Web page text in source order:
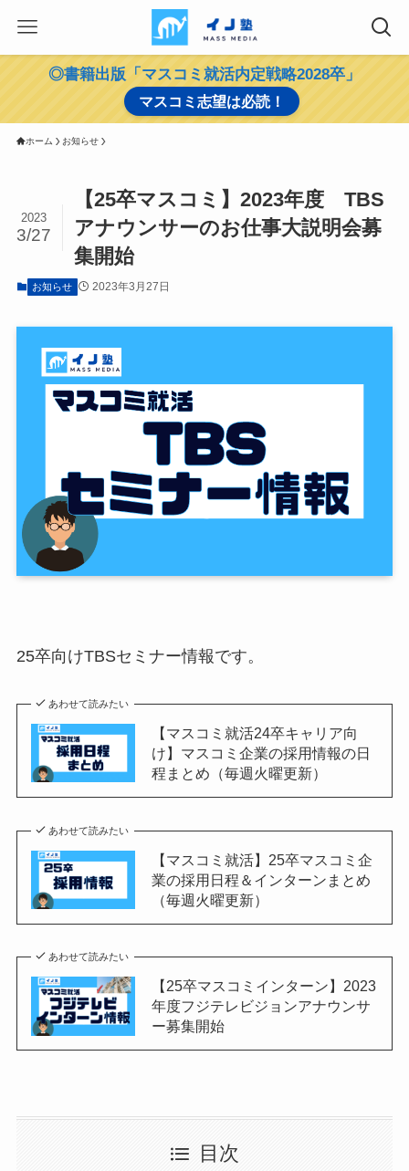
◎書籍出版「マスコミ就活内定戦略2028卒」
マスコミ志望は必読！
ホーム お知らせ
【25卒マスコミ】2023年度 TBS
アナウンサーのお仕事大説明会募
集開始
2023
3/27
お知らせ 2023年3月27日
25卒向けTBSセミナー情報です。
あわせて読みたい
【マスコミ就活24卒キャリア向
け】マスコミ企業の採用情報の日
程まとめ（毎週火曜更新）
あわせて読みたい
【マスコミ就活】25卒マスコミ企
業の採用日程＆インターンまとめ
（毎週火曜更新）
あわせて読みたい
【25卒マスコミインターン】2023
年度フジテレビジョンアナウンサ
ー募集開始
目次